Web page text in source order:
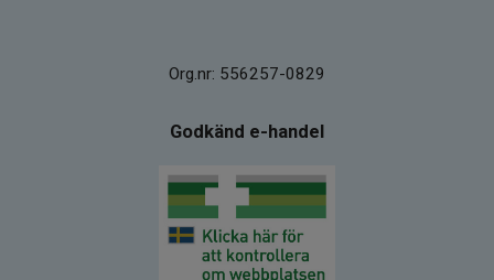
Org.nr: 556257-0829
Godkänd e-handel